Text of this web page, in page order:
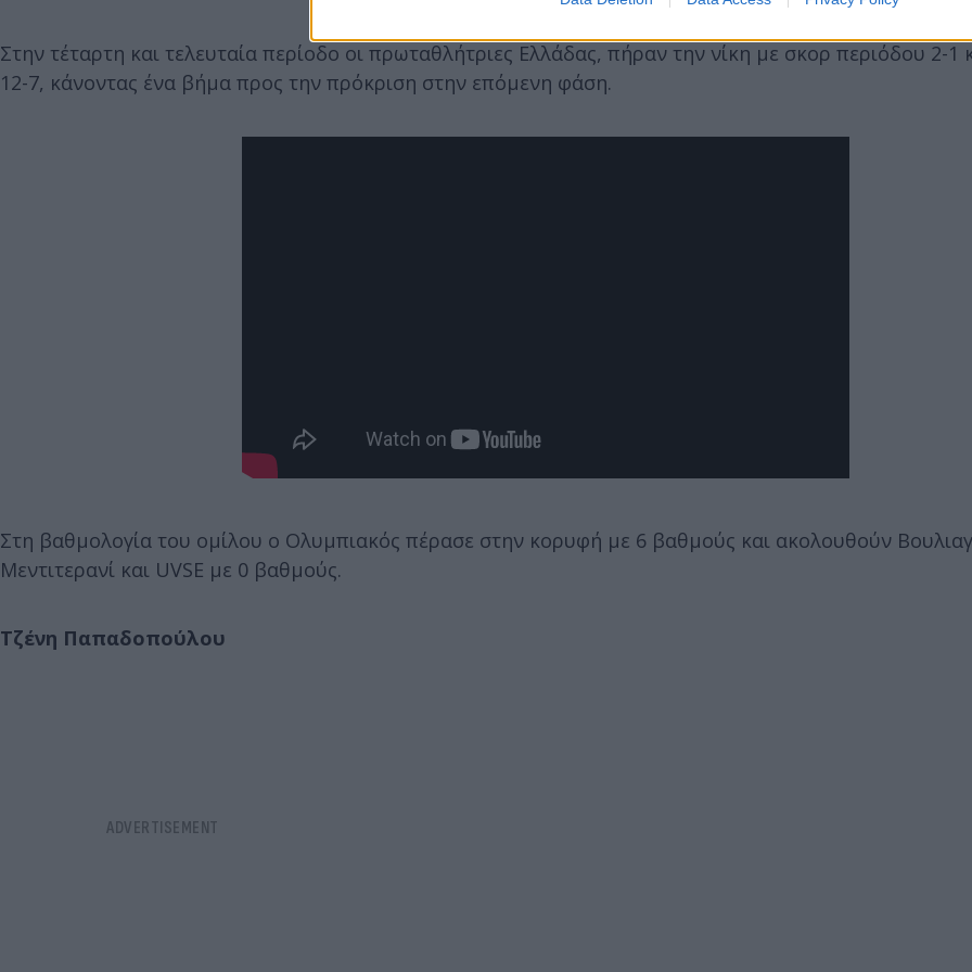
Στην τέταρτη και τελευταία περίοδο οι πρωταθλήτριες Ελλάδας, πήραν την νίκη με σκορ περιόδου 2-1
12-7, κάνοντας ένα βήμα προς την πρόκριση στην επόμενη φάση.
Στη βαθμολογία του ομίλου ο Ολυμπιακός πέρασε στην κορυφή με 6 βαθμούς και ακολουθούν
Μεντιτερανί και UVSE με 0 βαθμούς.
Τζένη Παπαδοπούλου